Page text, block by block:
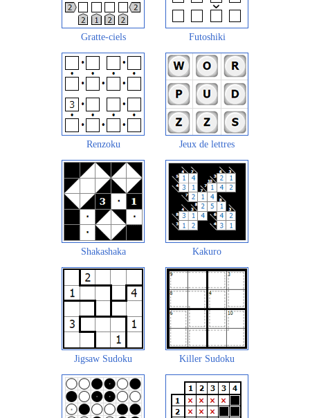
Gratte-ciels Futoshiki
Renzoku Jeux de lettres
Shakashaka Kakuro
Jigsaw Sudoku Killer Sudoku